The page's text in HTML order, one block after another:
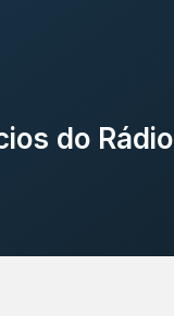
do Rádio